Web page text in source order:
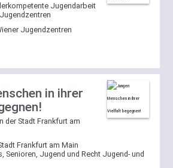
Jugendarbeit
Jugendzentren
in ihrer
der Stadt Frankfurt am
Frankfurt am Main
Senioren, Jugend und Recht Jugend- und